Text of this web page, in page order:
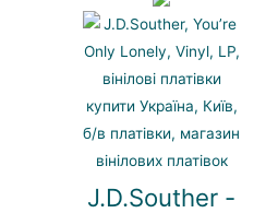
J.D.Souther -